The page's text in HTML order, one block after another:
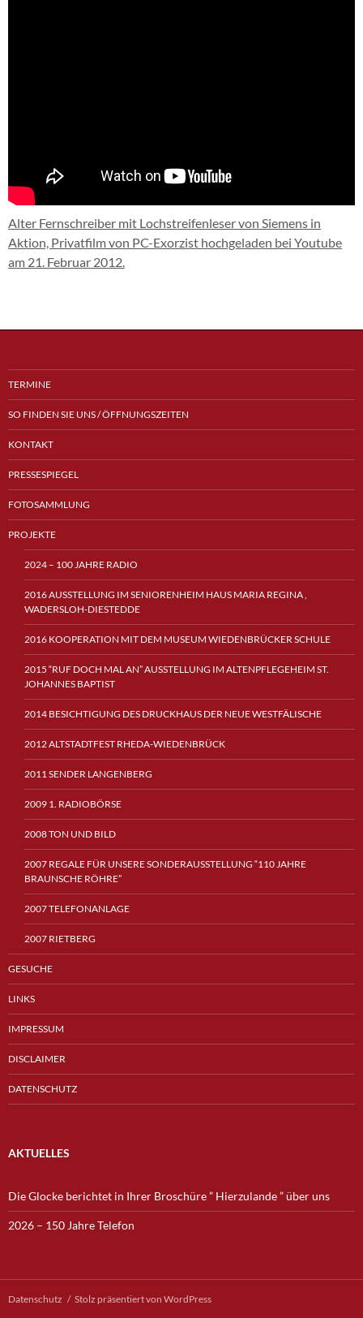
Alter Fernschreiber mit Lochstreifenleser von Siemens in
Aktion, Privatfilm von PC-Exorzist hochgeladen bei Youtube
am 21. Februar 2012.
TERMINE
SO FINDEN SIE UNS / ÖFFNUNGSZEITEN
KONTAKT
PRESSESPIEGEL
FOTOSAMMLUNG
PROJEKTE
2024 – 100 JAHRE RADIO
2016 AUSSTELLUNG IM SENIORENHEIM HAUS MARIA REGINA ,
WADERSLOH-DIESTEDDE
2016 KOOPERATION MIT DEM MUSEUM WIEDENBRÜCKER SCHULE
2015 “RUF DOCH MAL AN” AUSSTELLUNG IM ALTENPFLEGEHEIM ST.
JOHANNES BAPTIST
2014 BESICHTIGUNG DES DRUCKHAUS DER NEUE WESTFÄLISCHE
2012 ALTSTADTFEST RHEDA-WIEDENBRÜCK
2011 SENDER LANGENBERG
2009 1. RADIOBÖRSE
2008 TON UND BILD
2007 REGALE FÜR UNSERE SONDERAUSSTELLUNG “110 JAHRE
BRAUNSCHE RÖHRE”
2007 TELEFONANLAGE
2007 RIETBERG
GESUCHE
LINKS
IMPRESSUM
DISCLAIMER
DATENSCHUTZ
AKTUELLES
Die Glocke berichtet in Ihrer Broschüre ” Hierzulande ” über uns
2026 – 150 Jahre Telefon
Datenschutz Stolz präsentiert von WordPress